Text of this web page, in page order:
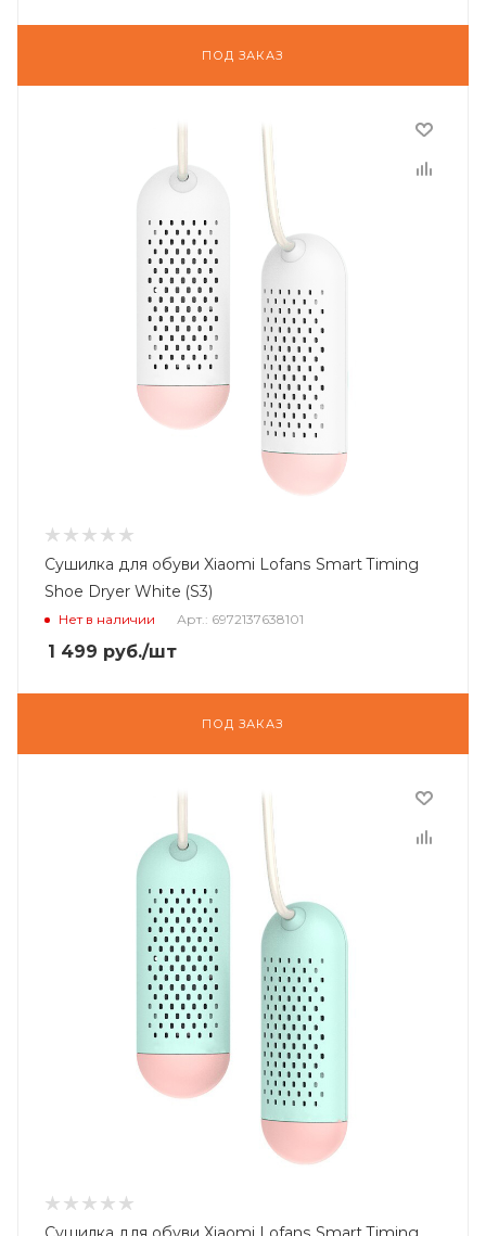
ПОД ЗАКАЗ
Сушилка для обуви Xiaomi Lofans Smart Timing
Shoe Dryer White (S3)
Нет в наличии Арт.: 6972137638101
1 499 руб./шт
ПОД ЗАКАЗ